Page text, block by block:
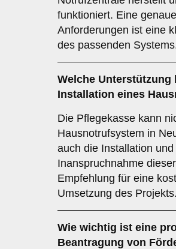
funktioniert. Eine
Anforderungen ist eine
des passenden
Welche Unterstützung
Installation eines
Die Pflegekasse kann
Hausnotrufsystem in
auch die Installation
Inanspruchnahme
Empfehlung für eine
Umsetzung des
Wie wichtig ist eine
Beantragung von